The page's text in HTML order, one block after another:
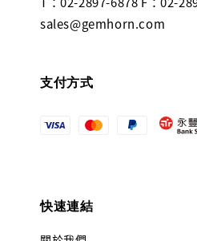
sales@gemhorn.com
支付方式
快速連結